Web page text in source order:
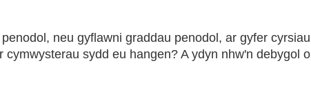
neu gyflawni graddau penodol, ar gyfer cyrsiau
sydd eu hangen? A ydyn nhw'n debygol o